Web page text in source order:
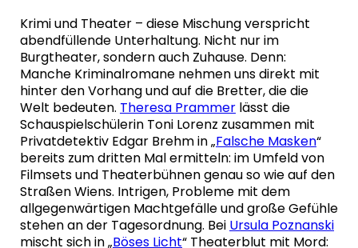
Krimi und Theater – diese Mischung verspricht
abendfüllende Unterhaltung. Nicht nur im
Burgtheater, sondern auch Zuhause. Denn:
Manche Kriminalromane nehmen uns direkt mit
hinter den Vorhang und auf die Bretter, die die
Welt bedeuten. Theresa Prammer lässt die
Schauspielschülerin Toni Lorenz zusammen mit
Privatdetektiv Edgar Brehm in „Falsche Masken“
bereits zum dritten Mal ermitteln: im Umfeld von
Filmsets und Theaterbühnen genau so wie auf den
Straßen Wiens. Intrigen, Probleme mit dem
allgegenwärtigen Machtgefälle und große Gefühle
stehen an der Tagesordnung. Bei Ursula Poznanski
mischt sich in „Böses Licht“ Theaterblut mit Mord: